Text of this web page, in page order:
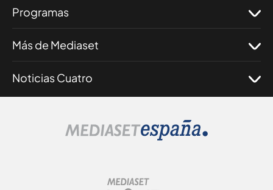
Programas
Más de Mediaset
Noticias Cuatro